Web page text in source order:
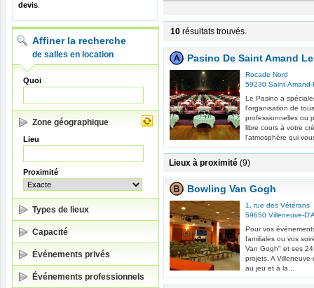
devis
Affiner la recherche
de salles en location
Quoi
Zone géographique
Lieu
Proximité
Types de lieux
Capacité
Événements privés
Événements professionnels
10 résultats trouvés.
Pasino De Saint Amand
Rocade Nord
59230 Saint-
Le Pasino a
l'organisation de
professionnelles ou
libre cours à votre
l'atmosphère qui
Lieux à proximité (9)
Bowling Van Gogh
1, rue des Vétérans
59650 Villeneuve-
Pour vos
familiales ou vos
Van Gogh" et ses
projets. A
au jeu et à la...